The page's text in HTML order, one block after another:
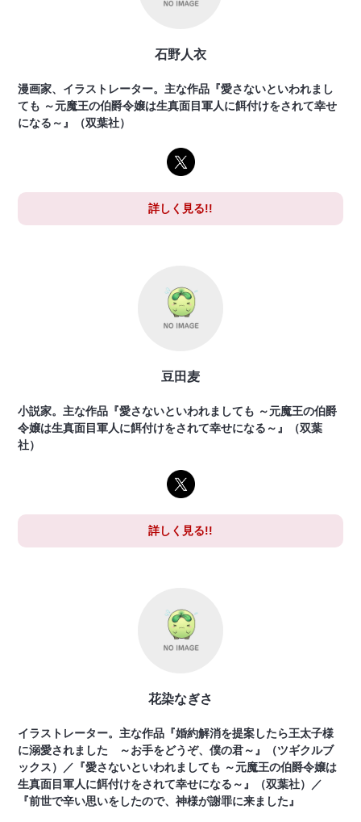
石野人衣
漫画家、イラストレーター。主な作品『愛さないといわれまし
ても ～元魔王の伯爵令嬢は生真面目軍人に餌付けをされて幸せ
になる～』（双葉社）
詳しく見る!!
豆田麦
小説家。主な作品『愛さないといわれましても ～元魔王の伯爵
令嬢は生真面目軍人に餌付けをされて幸せになる～』（双葉
社）
詳しく見る!!
花染なぎさ
イラストレーター。主な作品『婚約解消を提案したら王太子様
に溺愛されました ～お手をどうぞ、僕の君～』（ツギクルブ
ックス）／『愛さないといわれましても ～元魔王の伯爵令嬢は
生真面目軍人に餌付けをされて幸せになる～』（双葉社）／
『前世で辛い思いをしたので、神様が謝罪に来ました』